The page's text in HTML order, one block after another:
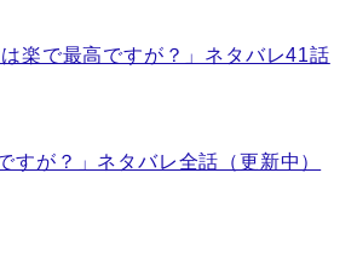
は楽で最高ですが？」ネタバレ41話
すが？」ネタバレ全話（更新中）